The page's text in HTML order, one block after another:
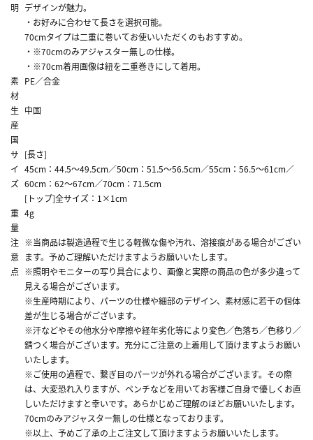
明 デザインが魅力。
・お好みに合わせて長さを選択可能。
70cmタイプは二重に巻いてお使いいただくのもおすすめ。
・※70cmのみアジャスター無しの仕様。
・※70cm着用画像は紐を二重巻きにして着用。
素
材
PE／合金
生
産
国
中国
サ
イ
ズ
[長さ]
45cm：44.5～49.5cm／50cm：51.5～56.5cm／55cm：56.5～61cm／
60cm：62～67cm／70cm：71.5cm
[トップ]全サイズ：1×1cm
重
量
4g
注
意
点
※当商品は製造過程で生じる軽微な傷や汚れ、溶接痕がある場合がござい
ます。予めご理解いただけますようお願いいたします。
※照明やモニターの写り具合により、画像と実際の商品の色が多少違って
見える場合がございます。
※生産時期により、パーツの仕様や細部のデザイン、素材感に若干の個体
差が生じる場合がございます。
※汗などやその他水分や摩擦や経年劣化等により変色／色落ち／色移り／
錆つく場合がございます。充分にご注意の上着用して頂けますようお願い
いたします。
※ご使用の過程で、繋ぎ目のパーツが外れる場合がございます。その際
は、大変恐れ入りますが、ペンチなどを用いてお客様ご自身で優しくお直
しいただけますと幸いです。あらかじめご理解のほどお願いいたします。
70cmのみアジャスター無しの仕様となっております。
※以上、予めご了承の上ご注文して頂けますようお願いいたします。